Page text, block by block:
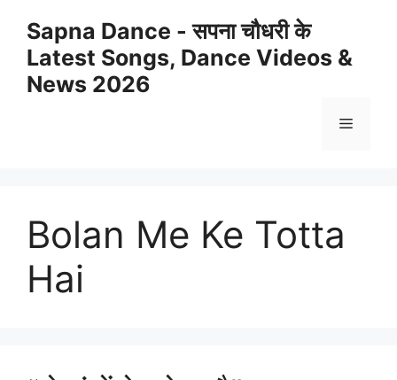
content
Sapna Dance - सपना चौधरी के
Latest Songs, Dance Videos &
News 2026
Menu
Bolan Me Ke Totta
Hai